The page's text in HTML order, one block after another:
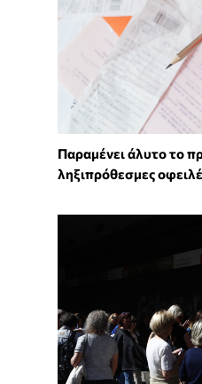
Παραμένει άλυτο το
ληξιπρόθεσμες